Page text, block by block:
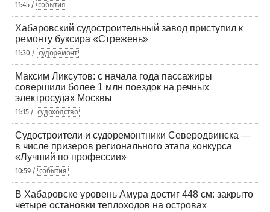
11:45 / события
Хабаровский судостроительный завод приступил к
ремонту буксира «Стрежень»
11:30 / судоремонт
Максим Ликсутов: с начала года пассажиры
совершили более 1 млн поездок на речных
электросудах Москвы
11:15 / судоходство
Судостроители и судоремонтники Северодвинска —
в числе призеров регионального этапа конкурса
«Лучший по профессии»
10:59 / события
В Хабаровске уровень Амура достиг 448 см: закрыто
четыре остановки теплоходов на островах